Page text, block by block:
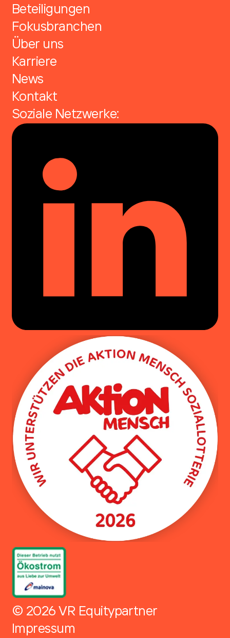
Beteiligungen
Fokusbranchen
Über uns
Karriere
News
Kontakt
Soziale Netzwerke:
© 2026 VR Equitypartner
Impressum